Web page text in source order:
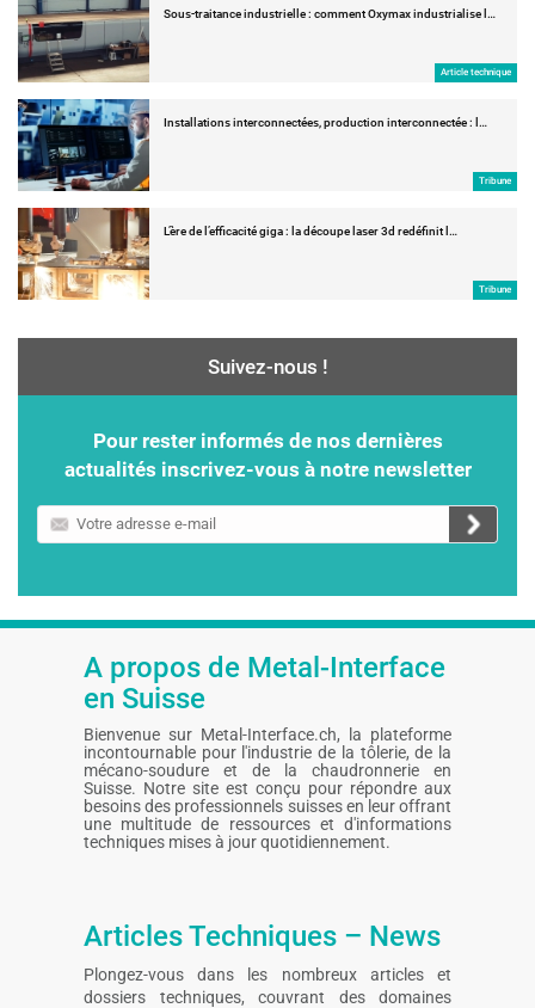
Sous-traitance industrielle : comment Oxymax industrialise l…
Article technique
Installations interconnectées, production interconnectée : l…
Tribune
L’ère de l’efficacité giga : la découpe laser 3d redéfinit l…
Tribune
Suivez-nous !
Pour rester informés de nos dernières
actualités inscrivez-vous à notre newsletter
Votre
adresse
A propos de Metal-Interface
en Suisse
Bienvenue sur Metal-Interface.ch, la plateforme
incontournable pour l'industrie de la tôlerie, de la
mécano-soudure et de la chaudronnerie en
Suisse. Notre site est conçu pour répondre aux
besoins des professionnels suisses en leur offrant
une multitude de ressources et d'informations
techniques mises à jour quotidiennement.
Articles Techniques – News
Plongez-vous dans les nombreux articles et
dossiers techniques, couvrant des domaines